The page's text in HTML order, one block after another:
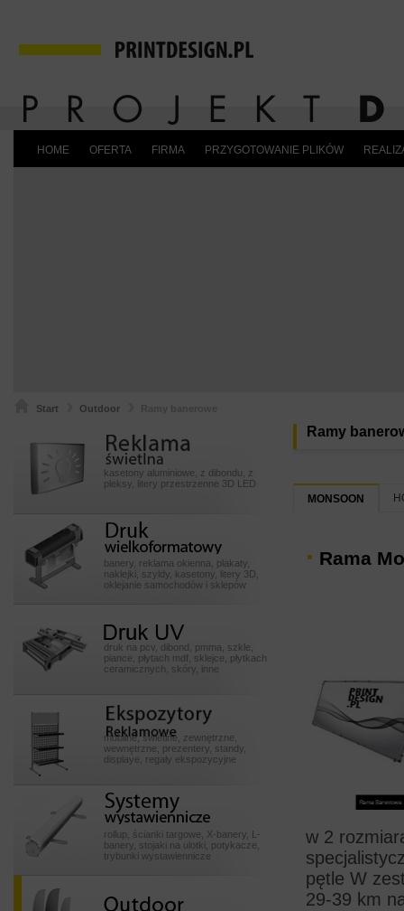
HOME OFERTA FIRMA PRZYGOTOWANIE PLIKÓW
Start Outdoor
Reklamy
swietlneeeeee
kasetony aluminiowe, z dibondu, z
pleksy, litery przestrzenne 3D LED
Druk
wielkoformatowy
banery, reklama okienna, plakaty,
naklejki, szyldy, kasetony, litery 3D,
oklejanie samochodów i sklepów
druk na pcv, dibond, pmma, szkle,
piance, płytach mdf, sklejce, płytkach
ceramicznych, skóry, inne
Ekspozytory POSssss
mobilne, świetlne, zewnętrzne,
wewnętrzne, prezentery, standy,
displaye, regały ekspozycyjne
Systemy
wystawiennicze
rollup, ścianki targowe, X-banery, L-
banery, stojaki na ulotki, potykacze,
trybunki wystawiennicze
Ramy
MONSOON
Rama
w 2
pętle W
29-39 km